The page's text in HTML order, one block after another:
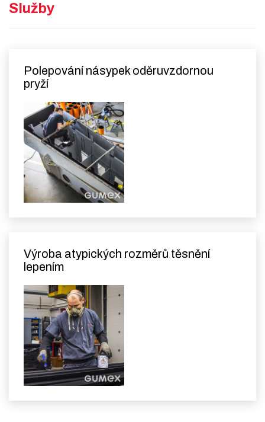
Služby
Polepování násypek oděruvzdornou
pryží
Výroba atypických rozměrů těsnění
lepením